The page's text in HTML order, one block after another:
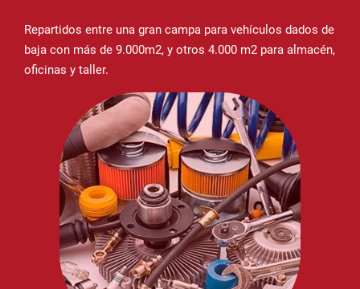
Repartidos entre una gran campa para vehículos dados de
baja con más de 9.000m2, y otros 4.000 m2 para almacén,
oficinas y taller.